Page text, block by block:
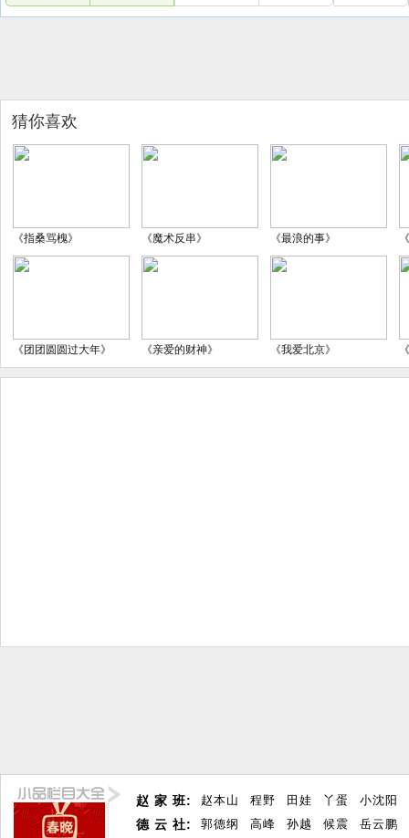
猜你喜欢
《指桑骂槐》 《魔术反串》 《最浪的事》
《团团圆圆过大年》 《亲爱的财神》 《我爱北京》
赵 家 班:
德 云 社:
赵本山 程野 田娃 丫蛋
小沈阳
郭德纲
高峰 孙越 候震 岳云鹏